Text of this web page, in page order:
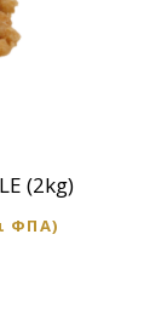
(2kg)
ΦΠΑ)